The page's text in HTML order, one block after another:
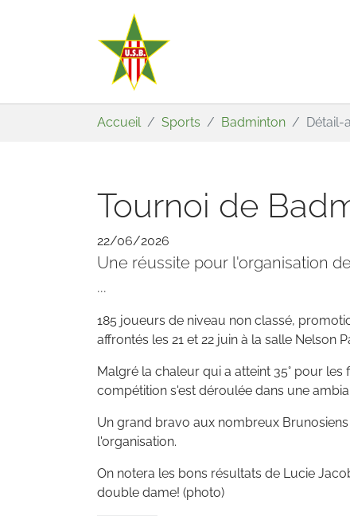
Accueil Sports Badminton Détail-
Tournoi de
22/06/2026
Une réussite pour l'organisation
...
185 joueurs de niveau non classé,
affrontés les 21 et 22 juin à la salle Nelson
Malgré la chaleur qui a atteint 35° pour les
compétition s'est déroulée dans une
Un grand bravo aux nombreux
l'organisation.
On notera les bons résultats de Lucie
double dame! (photo)